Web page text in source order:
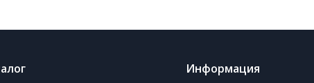
Информация